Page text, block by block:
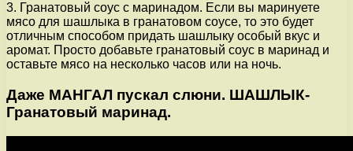
3. Гранатовый соус с маринадом. Если вы маринуете
мясо для шашлыка в гранатовом соусе, то это будет
отличным способом придать шашлыку особый вкус и
аромат. Просто добавьте гранатовый соус в маринад и
оставьте мясо на несколько часов или на ночь.
Даже МАНГАЛ пускал слюни. ШАШЛЫК-
Гранатовый маринад.